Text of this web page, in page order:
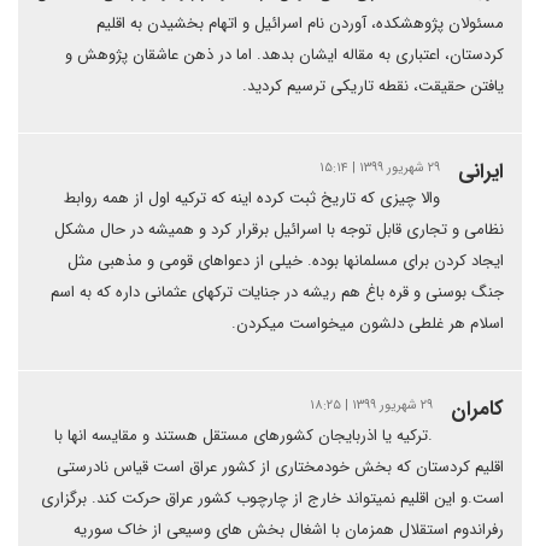
مسئولان پژوهشکدە، آوردن نام اسرائیل و اتهام بخشیدن بە اقلیم
کردستان، اعتباری بە مقالە ایشان بدهد. اما در ذهن عاشقان پژوهش و
یافتن حقیقت، نقطە تاریکی ترسیم کردید.
ایرانی ۲۹ شهریور ۱۳۹۹ | ۱۵:۱۴
والا چیزی که تاریخ ثبت کرده اینه که ترکیه اول از همه روابط
نظامی و تجاری قابل توجه با اسرائیل برقرار کرد و همیشه در حال مشکل
ایجاد کردن برای مسلمانها بوده. خیلی از دعواهای قومی و مذهبی مثل
جنگ بوسنی و قره باغ هم ریشه در جنایات ترکهای عثمانی داره که به اسم
اسلام هر غلطی دلشون میخواست میکردن.
كامران ۲۹ شهریور ۱۳۹۹ | ۱۸:۲۵
.ترکیه یا اذربایجان کشورهای مستقل هستند و مقایسه انها با
اقلیم کردستان که بخش خودمختاری از کشور عراق است قیاس نادرستی
است.و این اقلیم نمیتواند خارج از چارچوب کشور عراق حرکت کند. برگزاری
رفراندوم استقلال همزمان با اشغال بخش های وسیعی از خاک سوریه